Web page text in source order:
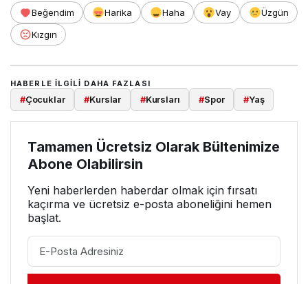
Beğendim Harika Haha Vay
Üzgün
Kızgın
HABERLE ILGILI DAHA FAZLASI
#Çocuklar #Kurslar #Kursları #Spor #Yaş
Tamamen Ücretsiz Olarak Bültenimize
Abone Olabilirsin
Yeni haberlerden haberdar olmak için fırsatı
kaçırma ve ücretsiz e-posta aboneliğini hemen
başlat.